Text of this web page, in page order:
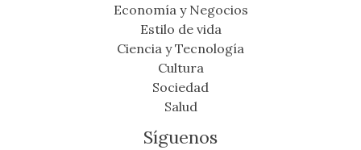
Economía y Negocios
Estilo de vida
Ciencia y Tecnología
Cultura
Sociedad
Salud
Síguenos